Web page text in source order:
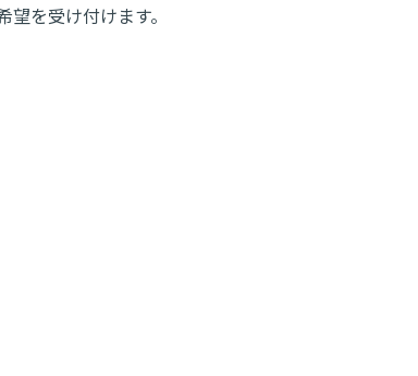
を受け付けます。